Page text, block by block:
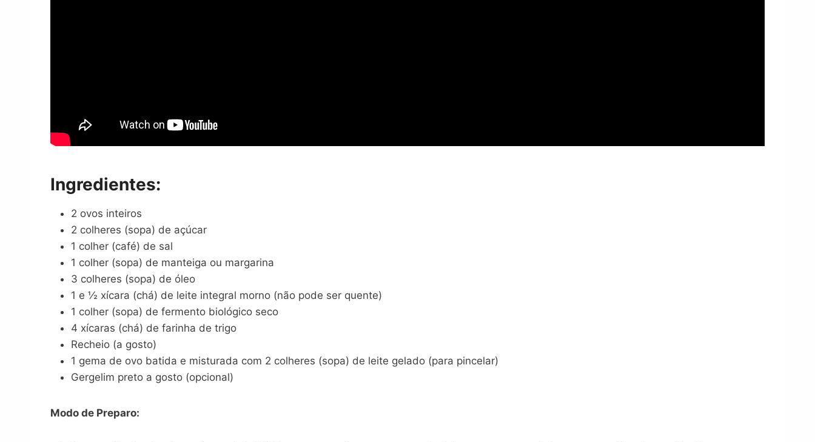
Ingredientes:
2 ovos inteiros
2 colheres (sopa) de açúcar
1 colher (café) de sal
1 colher (sopa) de manteiga ou margarina
3 colheres (sopa) de óleo
1 e ½ xícara (chá) de leite integral morno (não pode ser quente)
1 colher (sopa) de fermento biológico seco
4 xícaras (chá) de farinha de trigo
Recheio (a gosto)
1 gema de ovo batida e misturada com 2 colheres (sopa) de leite gelado (para pincelar)
Gergelim preto a gosto (opcional)
Modo de Preparo: